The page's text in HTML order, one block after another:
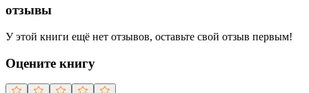
отзывы
У этой книги ещё нет отзывов, оставьте свой отзыв первым!
Оцените книгу